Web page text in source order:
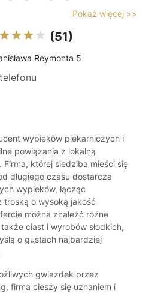
Pokaż więcej >>
(51)
Reymonta 5
wypieków piekarniczych i
powiązania z lokalną
Firma, której siedziba mieści się
długiego czasu dostarcza
wypieków, łącząc
troską o wysoką jakość
można znaleźć różne
ciast i wyrobów słodkich,
o gustach najbardziej
gwiazdek przez
firma cieszy się uznaniem i